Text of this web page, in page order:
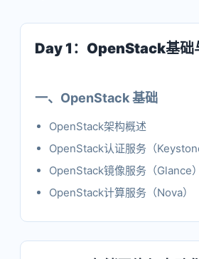
Day 1：OpenStack基础
一、OpenStack 基础
OpenStack架构概述
OpenStack认证服务（
OpenStack镜像服务（Glance）
OpenStack计算服务（Nova）